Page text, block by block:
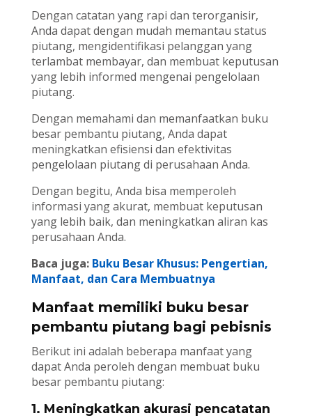
Dengan catatan yang rapi dan terorganisir,
Anda dapat dengan mudah memantau status
piutang, mengidentifikasi pelanggan yang
terlambat membayar, dan membuat keputusan
yang lebih informed mengenai pengelolaan
piutang.
Dengan memahami dan memanfaatkan buku
besar pembantu piutang, Anda dapat
meningkatkan efisiensi dan efektivitas
pengelolaan piutang di perusahaan Anda.
Dengan begitu, Anda bisa memperoleh
informasi yang akurat, membuat keputusan
yang lebih baik, dan meningkatkan aliran kas
perusahaan Anda.
Baca juga: Buku Besar Khusus: Pengertian,
Manfaat, dan Cara Membuatnya
Manfaat memiliki buku besar
pembantu piutang bagi pebisnis
Berikut ini adalah beberapa manfaat yang
dapat Anda peroleh dengan membuat buku
besar pembantu piutang:
1. Meningkatkan akurasi pencatatan